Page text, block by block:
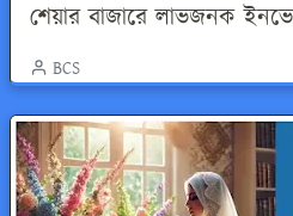
শেয়ার বাজারে লাভজনক
BCS